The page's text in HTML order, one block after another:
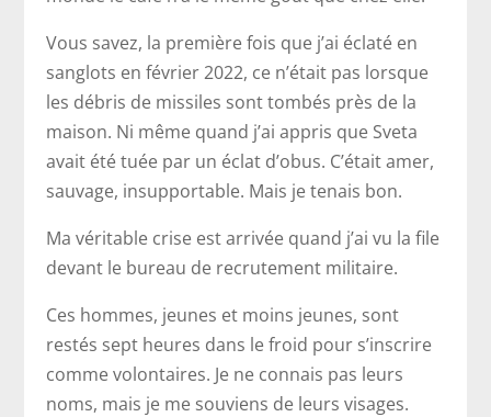
Vous savez, la première fois que j’ai éclaté en
sanglots en février 2022, ce n’était pas lorsque
les débris de missiles sont tombés près de la
maison. Ni même quand j’ai appris que Sveta
avait été tuée par un éclat d’obus. C’était amer,
sauvage, insupportable. Mais je tenais bon.
Ma véritable crise est arrivée quand j’ai vu la file
devant le bureau de recrutement militaire.
Ces hommes, jeunes et moins jeunes, sont
restés sept heures dans le froid pour s’inscrire
comme volontaires. Je ne connais pas leurs
noms, mais je me souviens de leurs visages.